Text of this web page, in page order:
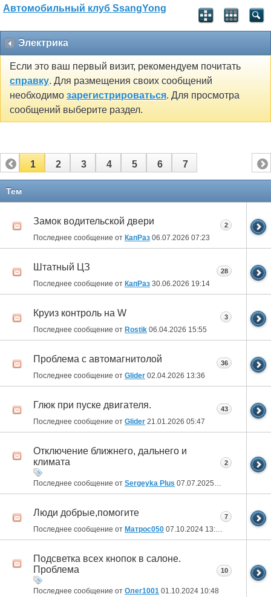
Автомобильный клуб SsangYong
Электрика
Если это ваш первый визит, рекомендуем почитать
справку. Для размещения своих сообщений
необходимо зарегистрироваться. Для просмотра
сообщений выберите раздел.
1 2 3 4 5 6 7
Тем
Замок водительской двери
Последнее сообщение от КапРаз 06.07.2026 07:23
2
Штатный ЦЗ
Последнее сообщение от КапРаз 30.06.2026 19:14
28
Круиз контроль на W
Последнее сообщение от Rostik 06.04.2026 15:55
3
Проблема с автомагнитолой
Последнее сообщение от Glider 02.04.2026 13:36
36
Глюк при пуске двигателя.
Последнее сообщение от Glider 21.01.2026 05:47
43
Отключение ближнего, дальнего и
климата
Последнее сообщение от Sergeyka Plus 07.07.2025 21:17
2
Люди добрые,помогите
Последнее сообщение от Матрос050 07.10.2024 13:31
7
Подсветка всех кнопок в салоне.
Проблема
Последнее сообщение от Олег1001 01.10.2024 10:48
10